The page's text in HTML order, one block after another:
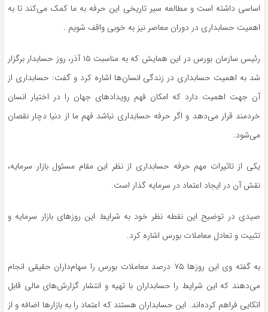
اساسی داشته است و مطالعه سیر تاریخی این حرفه به ما کمک می‌کند تا به
اهمیت حسابداری در دوران معاصر نیز به خوبی واقف شویم .
رئیس سازمان بورس در این همایش که به مناسبت ۱۵ آذر، روز حسابدار برگزار
شد به اهمیت حسابداری در زندگی انسان‌ها اشاره کرد و گفت: حسابداری از
آن جهت اهمیت دارد که امکان فهم رویدادهای جهان را در اختیار انسان
خردمند قرار می‌دهد و اگر حرفه حسابداری نباشد فهم ما از دنیا دچار نقصان
می‌شود.
یکی از تاثیرات مهم حرفه حسابداری از نظر این مقام مسئول بازار سرمایه،
نقش آن در ایجاد اعتماد در سرمایه گذار است.
صیدی در توضیح این نقطه نظر خود به شرایط این روزهای بازار سرمایه و
تثبیت و تعادل معاملات بورس اشاره کرد.
به گفته وی این روزها ۷۵ درصد معاملات بورس را سهام‌داران حقیقی انجام
می‌دهند که این شرایط را حسابداران با تهیه و انتشار گزارش‌های مالی قابل
اتکایی فراهم کرده‌اند. این حسابداران هستند که اعتماد را به بازارها اضافه و از